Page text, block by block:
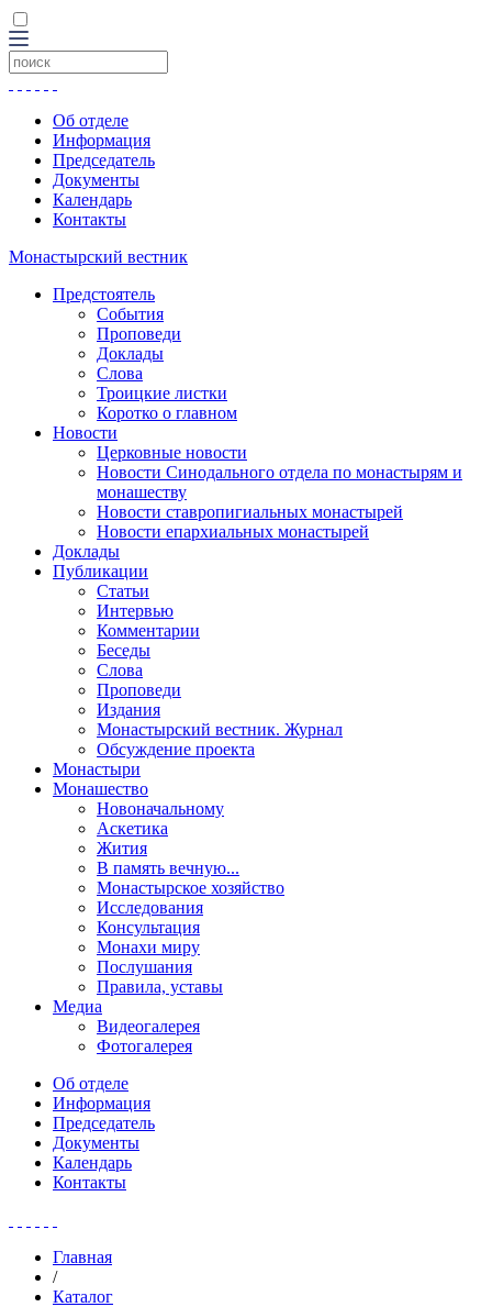
Об отделе
Информация
Председатель
Документы
Календарь
Контакты
Монастырский вестник
Предстоятель
События
Проповеди
Доклады
Слова
Троицкие листки
Коротко о главном
Новости
Церковные новости
Новости Синодального отдела по монастырям и
монашеству
Новости ставропигиальных монастырей
Новости епархиальных монастырей
Доклады
Публикации
Статьи
Интервью
Комментарии
Беседы
Слова
Проповеди
Издания
Монастырский вестник. Журнал
Обсуждение проекта
Монастыри
Монашество
Новоначальному
Аскетика
Жития
В память вечную...
Монастырское хозяйство
Исследования
Консультация
Монахи миру
Послушания
Правила, уставы
Медиа
Видеогалерея
Фотогалерея
Об отделе
Информация
Председатель
Документы
Календарь
Контакты
Главная
/
Каталог